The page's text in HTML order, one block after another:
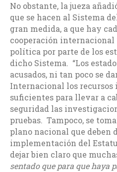
No obstante, la jueza
que se hacen al Sistema
gran medida, a que hay
cooperación
política por parte de los
dicho Sistema. “Los
acusados, ni tan poco se
Internacional los
suficientes para llevar a
seguridad las
pruebas. Tampoco, se
plano nacional que deben
implementación del
dejar bien claro que
sentado que para que haya